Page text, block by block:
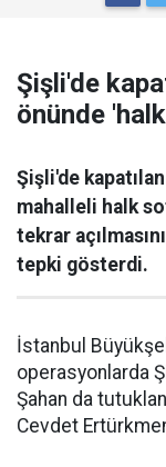
Şişli'de
önünde
Şişli'de
mahalleli halk
tekrar
tepki gösterdi.
İstanbul
operasyonlarda
Şahan da
Cevdet